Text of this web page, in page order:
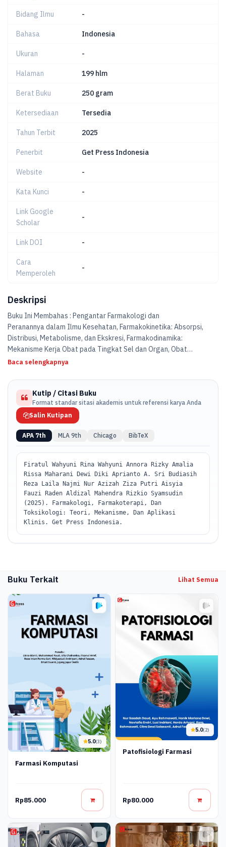
Bidang Ilmu -
Bahasa Indonesia
Ukuran -
Halaman 199 hlm
Berat Buku 250 gram
Ketersediaan Tersedia
Tahun Terbit 2025
Penerbit Get Press Indonesia
Website -
Kata Kunci -
Link Google
Scholar
-
Link DOI -
Cara
Memperoleh
-
Deskripsi
Buku Ini Membahas : Pengantar Farmakologi dan
Peranannya dalam Ilmu Kesehatan, Farmakokinetika: Absorpsi,
Distribusi, Metabolisme, dan Ekskresi, Farmakodinamika:
Mekanisme Kerja Obat pada Tingkat Sel dan Organ, Obat
Antimikroba: Antibiotik, Antivirus, Antijamur, dan Antiparasit,
Kardiovaskular dan Metabolik, Farmakoterapi Penyakit Sistem
Saraf dan Kejiwaan, Toksikologi Umum: Prinsip dan Mekanisme
Keracunan, Toksikologi Klinik: Identifikasi, Diagnosis, dan
Penatalaksanaan Keracunan,
Baca selengkapnya
Kutip / Citasi Buku
Format standar sitasi akademis untuk referensi karya Anda
Salin Kutipan
APA 7th MLA 9th Chicago BibTeX
Firatul Wahyuni Rina Wahyuni Annora Rizky Amalia
Rissa Maharani Dewi Diki Aprianto A. Sri Budiasih
Reza Laila Najmi Nur Azizah Ziza Putri Aisyia
Fauzi Raden Aldizal Mahendra Rizkio Syamsudin
(2025). Farmakologi, Farmakoterapi, Dan
Toksikologi: Teori, Mekanisme, Dan Aplikasi
Klinis. Get Press Indonesia.
Buku Terkait Lihat Semua
5.0(3)
Farmasi Komputasi
Rp85.000
5.0(2)
Patofisiologi Farmasi
Rp80.000